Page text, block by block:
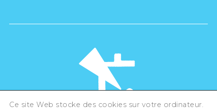
Ce site Web stocke des cookies sur votre ordinateur.